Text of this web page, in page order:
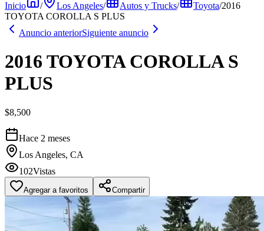
Inicio / Los Angeles/ Autos y Trucks/ Toyota/2016
TOYOTA COROLLA S PLUS
Anuncio anteriorSiguiente anuncio
2016 TOYOTA COROLLA S
PLUS
$8,500
Hace 2 meses
Los Angeles, CA
102Vistas
Agregar a favoritos Compartir